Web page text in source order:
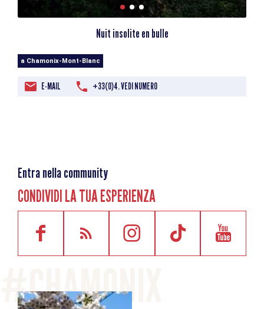
Nuit insolite en bulle
a Chamonix-Mont-Blanc
E-MAIL +33(0)4. VEDI NUMERO
Entra nella community
CONDIVIDI LA TUA ESPERIENZA